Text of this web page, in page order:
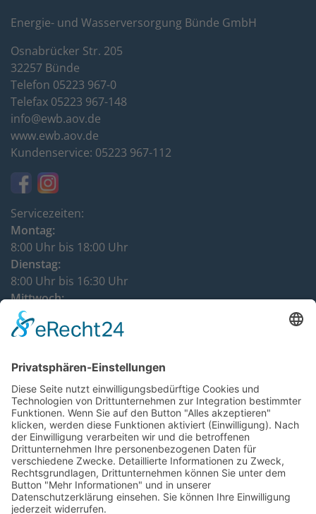
Energie- und Wasserversorgung Bünde GmbH
Osnabrücker Str. 205
32257 Bünde
Telefon 05223 967-0
Telefax 05223 967-148
info@ewb.aov.de
www.ewb.aov.de
Kundenservice: 05223 967-112
Servicezeiten:
Montag:
8:00 Uhr bis 18:00 Uhr
Dienstag:
8:00 Uhr bis 16:30 Uhr
Mittwoch:
8:00 Uhr bis 12:00 Uhr
Donnerstag:
DATENSCHUTZHINWEISE
IMPRESSUM
KONTAKT
VERTRÄGE KÜNDIGEN